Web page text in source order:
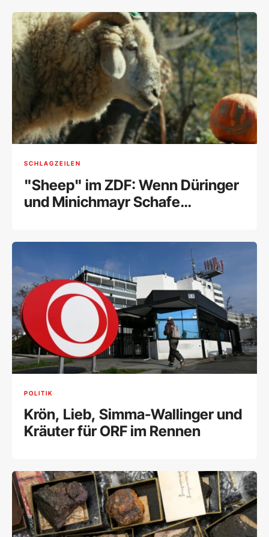
SCHLAGZEILEN
"Sheep" im ZDF: Wenn Düringer
und Minichmayr Schafe
POLITIK
Krön, Lieb, Simma-Wallinger und
Kräuter für ORF im Rennen